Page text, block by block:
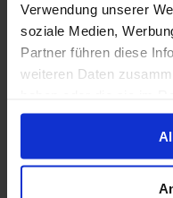
Verwendung unserer
soziale Medien,
Partner führen diese
weiteren Daten
gesammelt haben.
Volpension
23 sep. 2028 14